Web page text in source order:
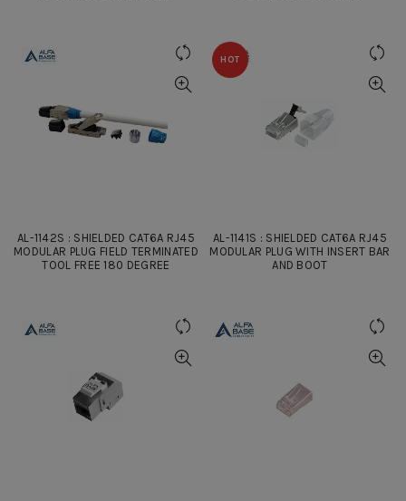
AL-1142S : SHIELDED CAT6A RJ45
MODULAR PLUG FIELD TERMINATED
TOOL FREE 180 DEGREE
HOT
AL-1141S : SHIELDED CAT6A RJ45
MODULAR PLUG WITH INSERT BAR
AND BOOT